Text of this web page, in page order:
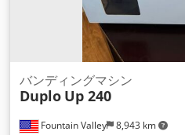
Fountain Valley 8,943 km
バンディングマシン
Duplo Up 240